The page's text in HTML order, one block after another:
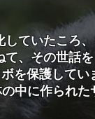
ていたころ
、その世話
を保護してい
中に作られた